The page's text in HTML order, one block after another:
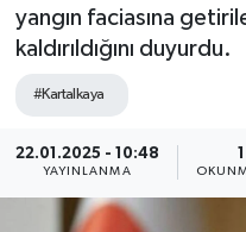
yangın faciasına
kaldırıldığını duyurdu.
#Kartalkaya
22.01.2025 - 10:48
YAYINLANMA